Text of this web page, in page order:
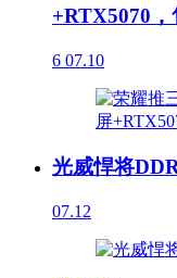
+RTX5070
6 07.10
光威悍将
07.12